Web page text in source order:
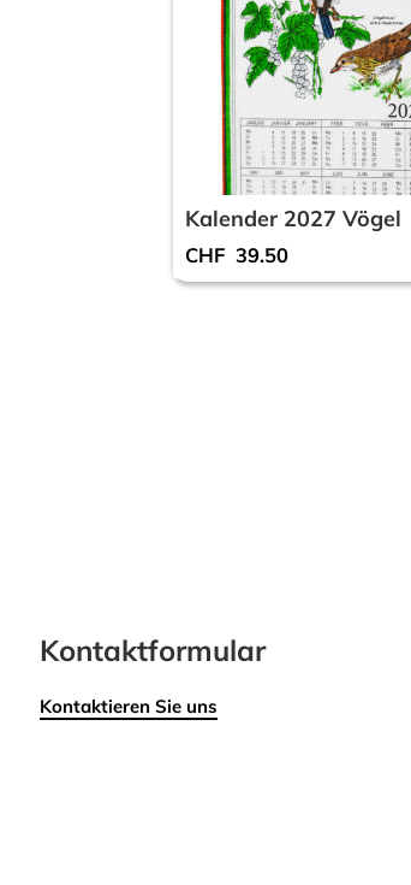
Kalender 2027 Vögel
CHF 39.50
Kontaktformular
Kontaktieren Sie uns